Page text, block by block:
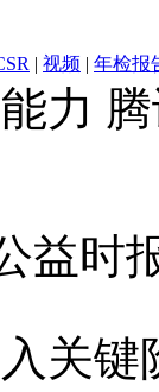
| 视频 | 年检报
力
益时
关